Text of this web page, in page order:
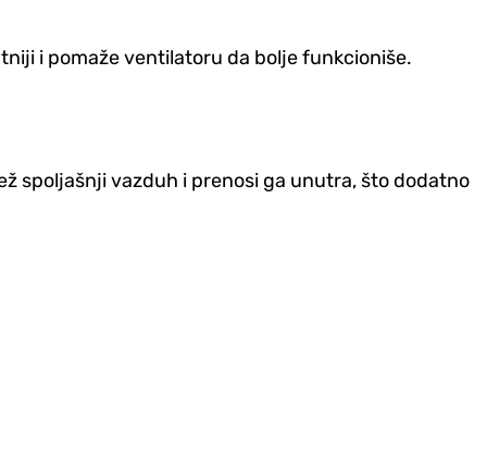
i pomaže ventilatoru da bolje funkcioniše.
spoljašnji vazduh i prenosi ga unutra, što dodatno